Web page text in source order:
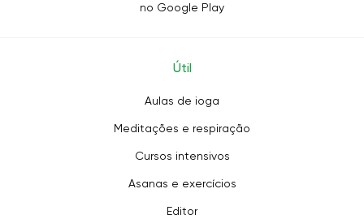
no Google Play
Útil
Aulas de ioga
Meditações e respiração
Cursos intensivos
Asanas e exercícios
Editor